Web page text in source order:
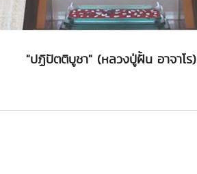
"ปฏิปัตติบูชา" (หลวงปู่ฝั้น อาจาโร)